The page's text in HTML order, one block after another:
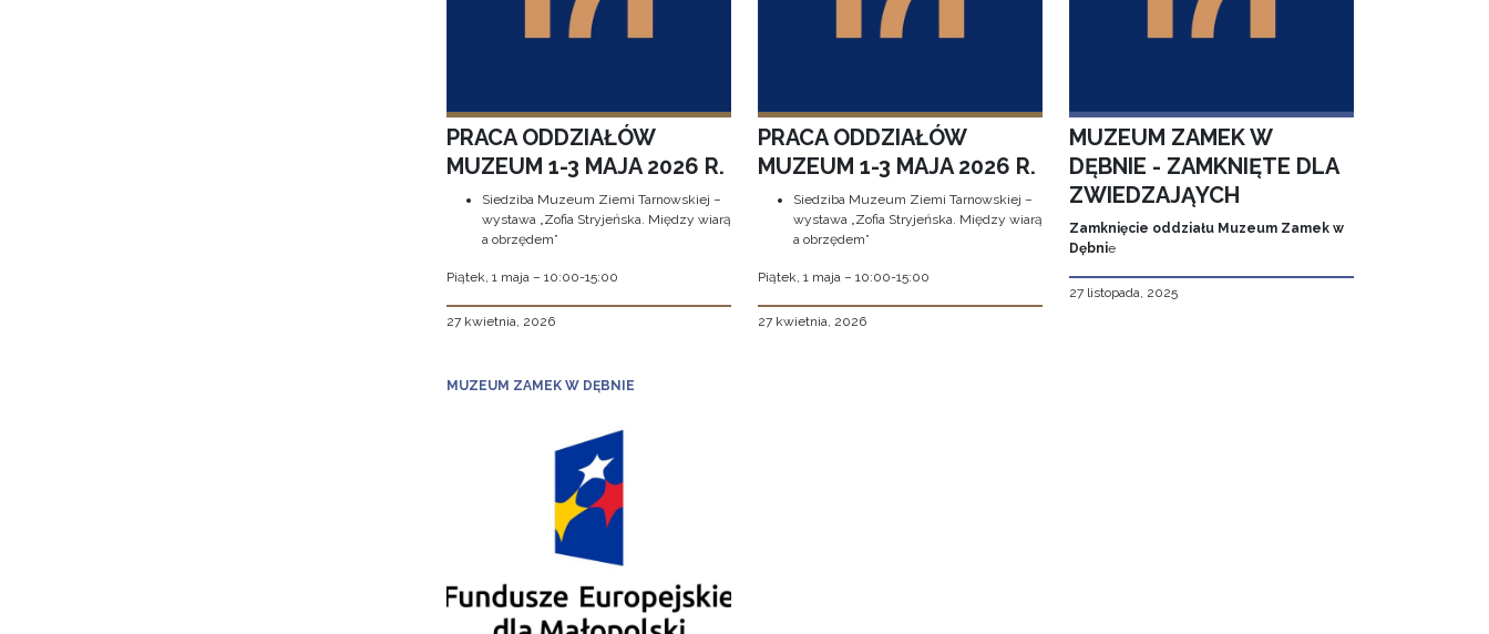
PRACA ODDZIAŁÓW
MUZEUM 1-3 MAJA 2026 R.
Siedziba Muzeum Ziemi Tarnowskiej –
wystawa „Zofia Stryjeńska. Między wiarą
a obrzędem”
Piątek, 1 maja – 10:00-15:00
27 kwietnia, 2026
PRACA ODDZIAŁÓW
MUZEUM 1-3 MAJA 2026 R.
Siedziba Muzeum Ziemi Tarnowskiej –
wystawa „Zofia Stryjeńska. Między wiarą
a obrzędem”
Piątek, 1 maja – 10:00-15:00
27 kwietnia, 2026
MUZEUM ZAMEK W
DĘBNIE - ZAMKNIĘTE DLA
ZWIEDZAJĄYCH
Zamknięcie oddziału Muzeum Zamek w
Dębnie
27 listopada, 2025
MUZEUM ZAMEK W DĘBNIE